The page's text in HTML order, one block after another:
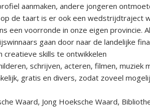
aanmaken, andere jongeren
de taart is er ook een wedstrijdtraject
een voorronde in onze eigen provincie.
gaan door naar de landelijke
creatieve skills te ontwikkelen
schrijven, acteren, filmen, muziek
gratis en divers, zodat zoveel
Waard, Jong Hoeksche Waard,